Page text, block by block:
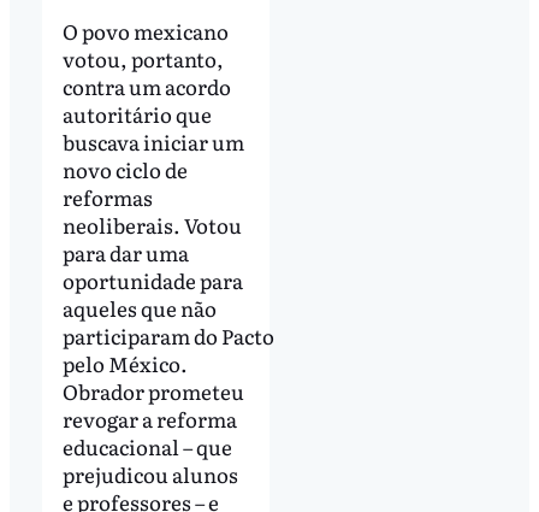
O povo mexicano
votou, portanto,
contra um acordo
autoritário que
buscava iniciar um
novo ciclo de
reformas
neoliberais. Votou
para dar uma
oportunidade para
aqueles que não
participaram do Pacto
pelo México.
Obrador prometeu
revogar a reforma
educacional – que
prejudicou alunos
e professores – e